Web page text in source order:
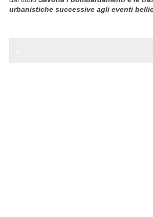
urbanistiche successive agli eventi